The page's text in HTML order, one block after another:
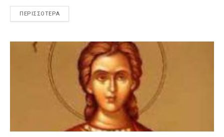
ΠΕΡΙΣΣΟΤΕΡΑ